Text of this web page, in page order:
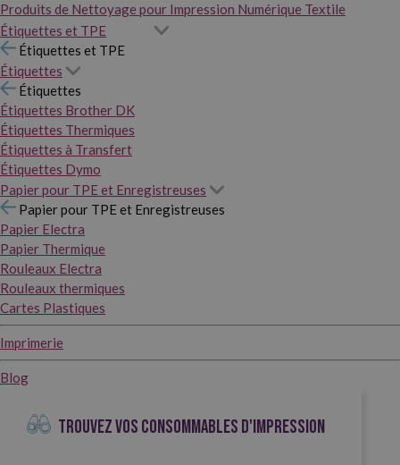
Produits de Nettoyage pour Impression Numérique Textile
Étiquettes et TPE
Étiquettes et TPE
Étiquettes
Étiquettes
Étiquettes Brother DK
Étiquettes Thermiques
Étiquettes à Transfert
Étiquettes Dymo
Papier pour TPE et Enregistreuses
Papier pour TPE et Enregistreuses
Papier Electra
Papier Thermique
Rouleaux Electra
Rouleaux thermiques
Cartes Plastiques
Imprimerie
Blog
TROUVEZ VOS CONSOMMABLES D'IMPRESSION